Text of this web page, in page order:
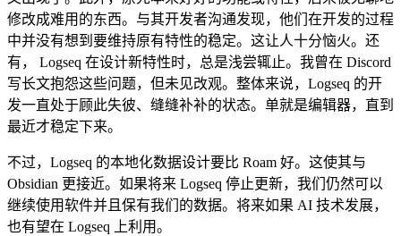
修改成难用的东西。与其开发者沟通发现，他们在开发的过程
中并没有想到要维持原有特性的稳定。这让人十分恼火。还
有， Logseq 在设计新特性时，总是浅尝辄止。我曾在 Discord
写长文抱怨这些问题，但未见改观。整体来说，Logseq 的开
发一直处于顾此失彼、缝缝补补的状态。单就是编辑器，直到
最近才稳定下来。
不过，Logseq 的本地化数据设计要比 Roam 好。这使其与
Obsidian 更接近。如果将来 Logseq 停止更新，我们仍然可以
继续使用软件并且保有我们的数据。将来如果 AI 技术发展，
也有望在 Logseq 上利用。